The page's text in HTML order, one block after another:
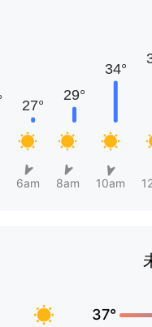
6am 8am 10am
37°